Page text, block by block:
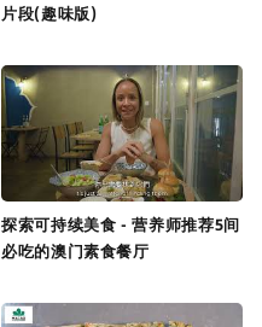
片段(趣味版)
探索可持续美食 - 营养师推荐5间
必吃的澳门素食餐厅